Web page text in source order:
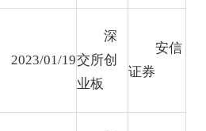
2023/01/19
深
交所创
业板
安信
证券